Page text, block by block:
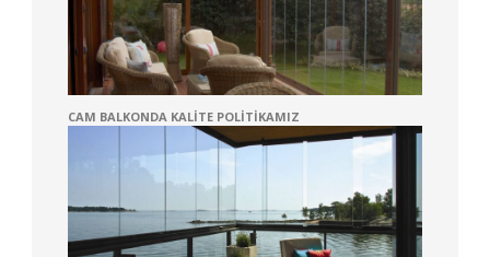
CAM BALKONDA KALITE POLITIKAMIZ